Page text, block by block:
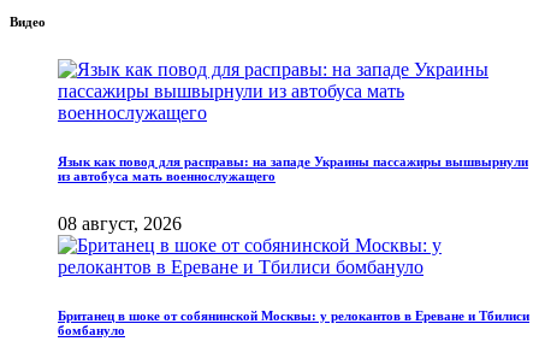
Видео
Язык как повод для расправы: на западе Украины пассажиры вышвырнули
из автобуса мать военнослужащего
08 август, 2026
Британец в шоке от собянинской Москвы: у релокантов в Ереване и Тбилиси
бомбануло